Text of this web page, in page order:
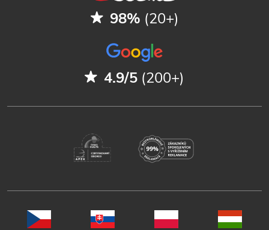
98% (20+)
4.9/5 (200+)